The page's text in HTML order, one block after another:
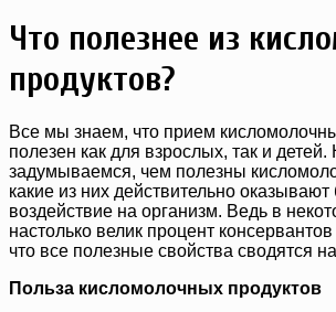
Что полезнее из
продуктов?
Все мы знаем, что прием
полезен как для взрослых, так и
задумываемся, чем полезны
какие из них действительно оказывают
воздействие на организм. Ведь в
настолько велик процент
что все полезные свойства сводятся на
Польза кисломолочных продуктов